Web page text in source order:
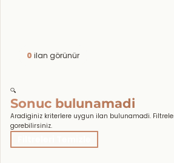
0 ilan görünür
🔍
Sonuc bulunamadi
Aradiginiz kriterlere uygun ilan bulunamadi.
gorebilirsiniz.